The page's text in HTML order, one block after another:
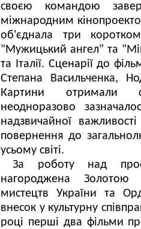
своєю командою
міжнародним
об'єднала три
"Мужицький ангел" та "Мій
та Італії. Сценарії до
Степана Васильченка,
Картини отримали
неодноразово
надзвичайної
повернення до
усьому світі.
За роботу над
нагороджена
Золотою
мистецтв України та
внесок у культурну
році перші два фільми